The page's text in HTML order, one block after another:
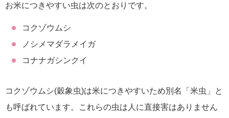
お米につきやすい虫は次のとおりです。
コクゾウムシ
ノシメマダラメイガ
コナナガシンクイ
コクゾウムシ(穀象虫)は米につきやすいため別名「米虫」と
も呼ばれています。これらの虫は人に直接害はありません